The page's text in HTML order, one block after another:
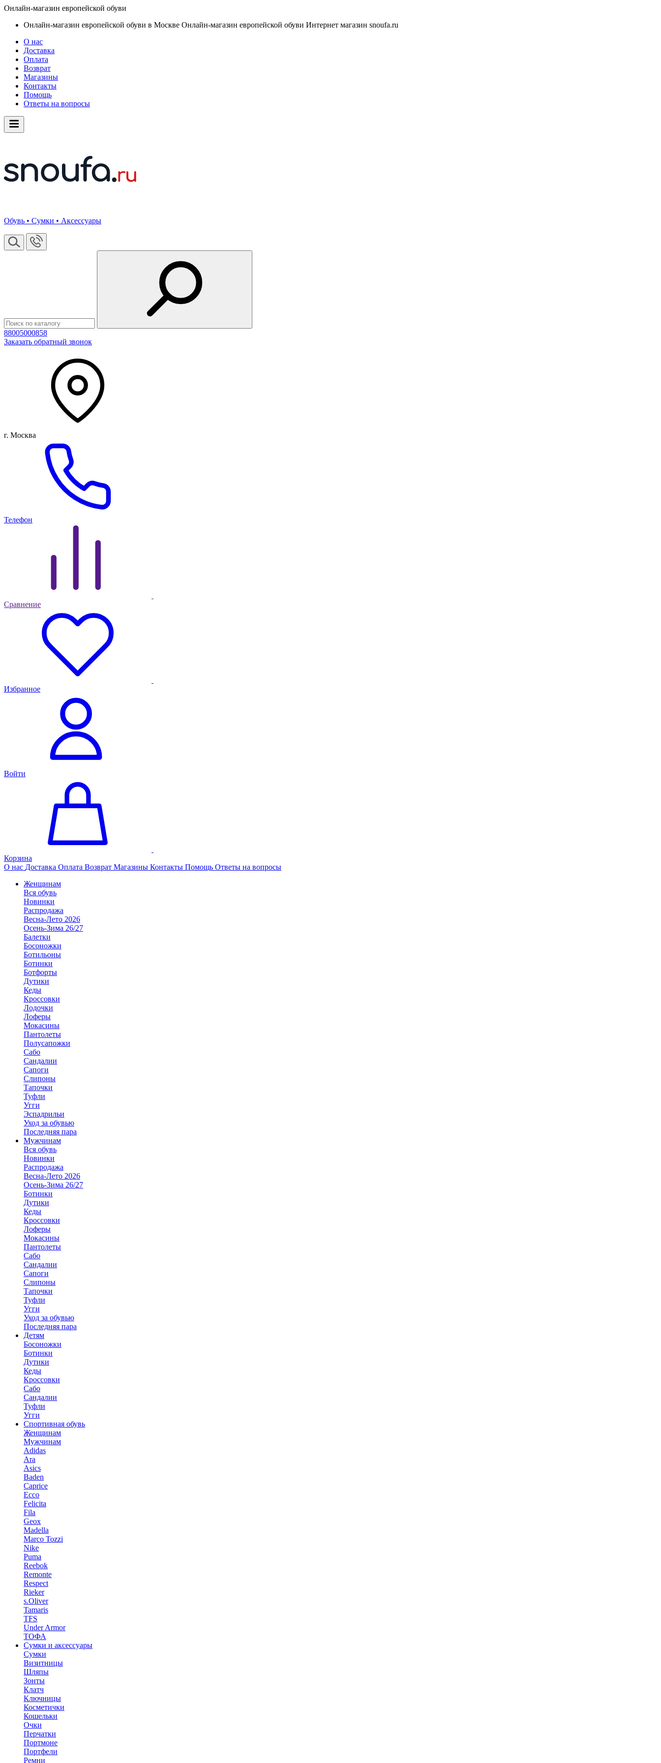
Онлайн-магазин европейской обуви
Онлайн-магазин европейской обуви в Москве Онлайн-магазин европейской обуви Интернет магазин snoufa.ru
О нас
Доставка
Оплата
Возврат
Магазины
Контакты
Помощь
Ответы на вопросы
Обувь • Сумки • Аксессуары
88005000858
Заказать обратный звонок
г. Москва
Телефон
Сравнение
Избранное
Войти
Корзина
О нас Доставка Оплата Возврат Магазины Контакты Помощь Ответы на вопросы
Женщинам
Вся обувь
Новинки
Распродажа
Весна-Лето 2026
Осень-Зима 26/27
Балетки
Босоножки
Ботильоны
Ботинки
Ботфорты
Дутики
Кеды
Кроссовки
Лодочки
Лоферы
Мокасины
Пантолеты
Полусапожки
Сабо
Сандалии
Сапоги
Слипоны
Тапочки
Туфли
Угги
Эспадрильи
Уход за обувью
Последняя пара
Мужчинам
Вся обувь
Новинки
Распродажа
Весна-Лето 2026
Осень-Зима 26/27
Ботинки
Дутики
Кеды
Кроссовки
Лоферы
Мокасины
Пантолеты
Сабо
Сандалии
Сапоги
Слипоны
Тапочки
Туфли
Угги
Уход за обувью
Последняя пара
Детям
Босоножки
Ботинки
Дутики
Кеды
Кроссовки
Сабо
Сандалии
Туфли
Угги
Спортивная обувь
Женщинам
Мужчинам
Adidas
Ara
Asics
Baden
Caprice
Ecco
Felicita
Fila
Geox
Madella
Marco Tozzi
Nike
Puma
Reebok
Remonte
Respect
Rieker
s.Oliver
Tamaris
TFS
Under Armor
ТОФА
Сумки и аксессуары
Сумки
Визитницы
Шляпы
Зонты
Клатч
Ключницы
Косметички
Кошельки
Очки
Перчатки
Портмоне
Портфели
Ремни